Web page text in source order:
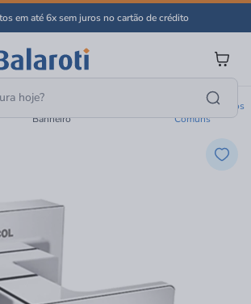
em até 6x sem juros no cartão de crédito
Hidráulicos Para
Banheiro
Acabamentos Registros
Comuns